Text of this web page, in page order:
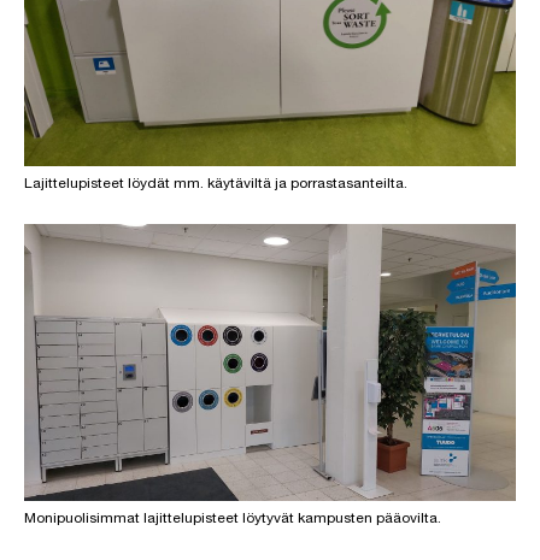
Lajittelupisteet löydät mm. käytäviltä ja porrastasanteilta.
Monipuolisimmat lajittelupisteet löytyvät kampusten pääovilta.